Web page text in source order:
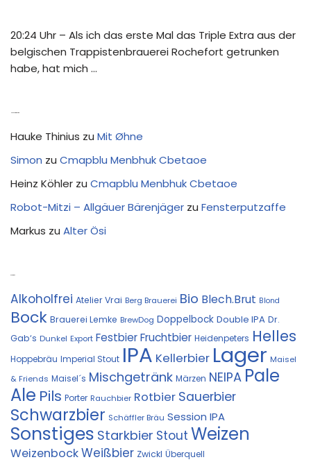
20:24 Uhr – Als ich das erste Mal das Triple Extra aus der
belgischen Trappistenbrauerei Rochefort getrunken
habe, hat mich …
Hauke Thinius zu Mit Øhne
Simon zu Cmapblu Menbhuk Cbetaoe
Heinz Köhler zu Cmapblu Menbhuk Cbetaoe
Robot-Mitzi – Allgäuer Bärenjäger zu Fensterputzaffe
Markus zu Alter Ösi
Alkoholfrei Atelier Vrai Berg Brauerei Bio Blech.Brut Blond
Bock Brauerei Lemke BrewDog Doppelbock Double IPA Dr.
Gab‘s Dunkel Export FestbierFruchtbier Heidenpeters Helles
Hoppebräu Imperial Stout IPA Kellerbier Lager Maisel
& Friends Maisel´s Mischgetränk Märzen NEIPA Pale
Ale Pils Porter Rauchbier Rotbier Sauerbier
Schwarzbier Schäffler Bräu Session IPA
Sonstiges Starkbier Stout Weizen
WeizenbockWeißbier Zwickl Überquell